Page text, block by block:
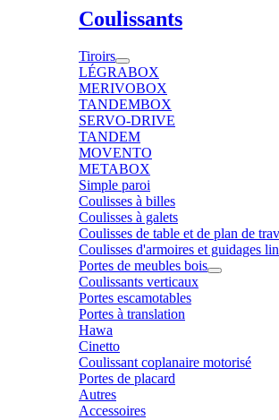
Coulissants
Tiroirs
LÉGRABOX
MERIVOBOX
TANDEMBOX
SERVO-DRIVE
TANDEM
MOVENTO
METABOX
Simple paroi
Coulisses à billes
Coulisses à galets
Coulisses de table et de plan de
Coulisses d'armoires et guidages
Portes de meubles bois
Coulissants verticaux
Portes escamotables
Portes à translation
Hawa
Cinetto
Coulissant coplanaire motorisé
Portes de placard
Autres
Accessoires